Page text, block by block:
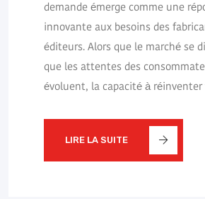
demande émerge comme une
innovante aux besoins des
éditeurs. Alors que le marché se
que les attentes des
évoluent, la capacité à
LIRE LA SUITE